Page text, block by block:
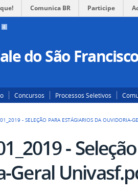
Comunica BR Participe
4
do São
Concursos Processos Seletivos
- SELEÇÃO PARA ESTÁGIARIOS DA OUVIDORIA-
-
Geral